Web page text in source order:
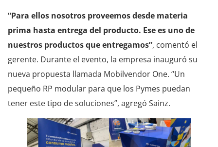
“Para ellos nosotros proveemos desde materia
prima hasta entrega del producto. Ese es uno de
nuestros productos que entregamos”, comentó el
gerente. Durante el evento, la empresa inauguró su
nueva propuesta llamada Mobilvendor One. “Un
pequeño RP modular para que los Pymes puedan
tener este tipo de soluciones”, agregó Sainz.